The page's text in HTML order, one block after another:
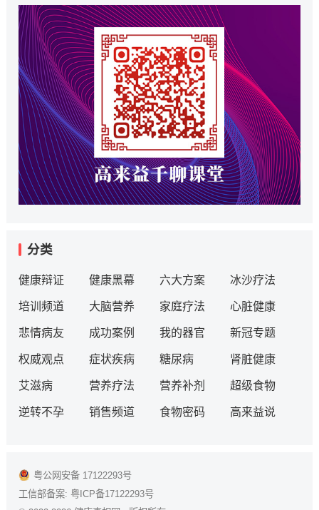
分类
健康辩证 健康黑幕 六大方案 冰沙疗法
培训频道 大脑营养 家庭疗法 心脏健康
悲情病友 成功案例 我的器官 新冠专题
权威观点 症状疾病 糖尿病 肾脏健康
艾滋病 营养疗法 营养补剂 超级食物
逆转不孕 销售频道 食物密码 高来益说
粤公网安备 17122293号
工信部备案: 粤ICP备17122293号